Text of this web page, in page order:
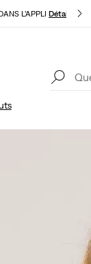
L’APPLIDétails